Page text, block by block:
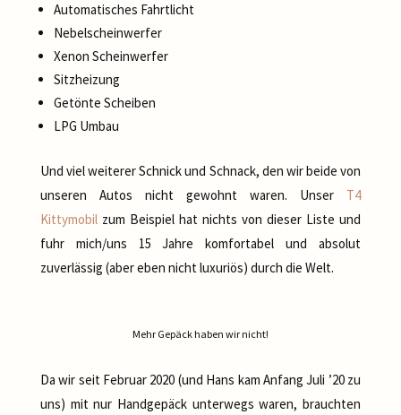
Automatisches Fahrtlicht
Nebelscheinwerfer
Xenon Scheinwerfer
Sitzheizung
Getönte Scheiben
LPG Umbau
Und viel weiterer Schnick und Schnack, den wir beide von
unseren Autos nicht gewohnt waren. Unser T4
Kittymobilzum Beispiel hat nichts von dieser Liste und
fuhr mich/uns 15 Jahre komfortabel und absolut
zuverlässig (aber eben nicht luxuriös) durch die Welt.
Mehr Gepäck haben wir nicht!
Da wir seit Februar 2020 (und Hans kam Anfang Juli ’20 zu
uns) mit nur Handgepäck unterwegs waren, brauchten